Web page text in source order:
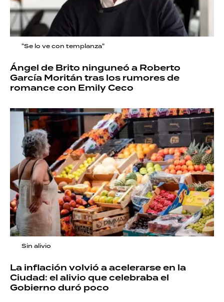
"Se lo ve con templanza"
Ángel de Brito ninguneó a Roberto
García Moritán tras los rumores de
romance con Emily Ceco
Sin alivio
La inflación volvió a acelerarse en la
Ciudad: el alivio que celebraba el
Gobierno duró poco